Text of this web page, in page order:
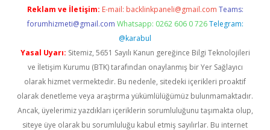
Reklam ve İletişim: E-mail: backlinkpaneli@gmail.com Teams:
forumhizmeti@gmail.com Whatsapp: 0262 606 0 726 Telegram:
@karabul
Yasal Uyarı: Sitemiz, 5651 Sayılı Kanun gereğince Bilgi Teknolojileri
ve İletişim Kurumu (BTK) tarafından onaylanmış bir Yer Sağlayıcı
olarak hizmet vermektedir. Bu nedenle, sitedeki içerikleri proaktif
olarak denetleme veya araştırma yükümlülüğümüz bulunmamaktadır.
Ancak, üyelerimiz yazdıkları içeriklerin sorumluluğunu taşımakta olup,
siteye üye olarak bu sorumluluğu kabul etmiş sayılırlar. Bu internet